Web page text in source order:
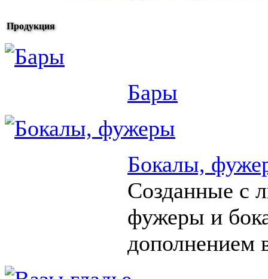
Продукция
Бары
Бокалы,
Созданные с
фужеры и
дополнением